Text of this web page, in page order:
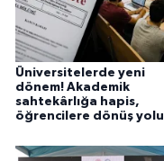
Üniversitelerde yeni
dönem! Akademik
sahtekârlığa hapis,
öğrencilere dönüş yolu